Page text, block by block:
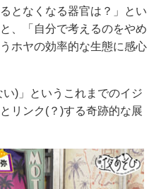
となくなる器官は？」とい
、「自分で考えるのをやめ
ホヤの効率的な生態に感心
)」というこれまでのイジ
リンク(？)する奇跡的な展